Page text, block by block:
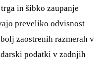
in šibko zaupanje
preveliko odvisnost
zaostrenih razmerah v
podatki v zadnjih